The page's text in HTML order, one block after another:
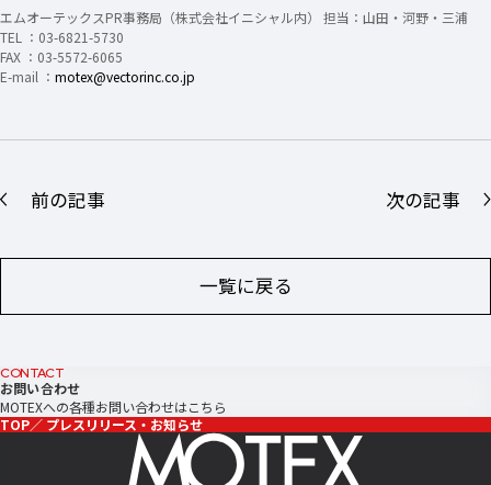
エムオーテックスPR事務局（株式会社イニシャル内） 担当：山田・河野・三浦
TEL ：03-6821-5730
FAX ：03-5572-6065
E-mail ： motex@vectorinc.co.jp
前の記事
一覧に戻る
次の記事
CONTACT
お問い合わせ
MOTEXへの各種お問い合わせはこちら
TOP
プレスリリース・お知らせ